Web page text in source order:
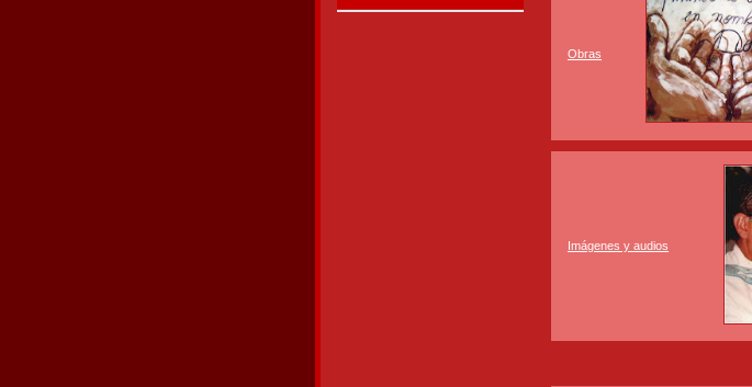
Obras
Imágenes y audios